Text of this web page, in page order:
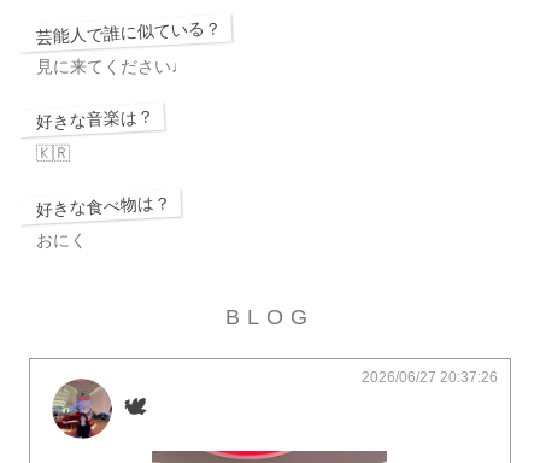
芸能人で誰に似ている？
見に来てください♩
好きな音楽は？
🇰🇷
好きな食べ物は？
おにく
BLOG
🕊️
2026/06/27 20:37:26